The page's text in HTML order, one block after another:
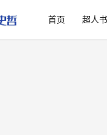
首页 超人